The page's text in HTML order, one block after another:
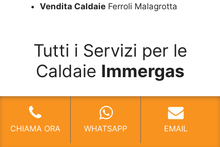
Vendita Caldaie Ferroli Malagrotta
Tutti i Servizi per le
Caldaie Immergas
CHIAMA ORA WHATSAPP EMAIL